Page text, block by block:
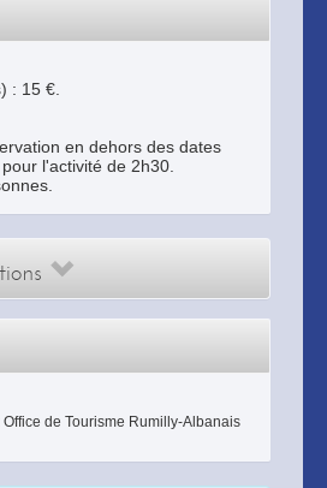
: 15 €.
en dehors des dates
l'activité de 2h30.
de Tourisme Rumilly-Albanais